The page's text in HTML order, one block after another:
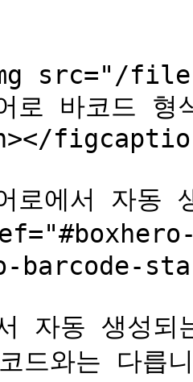
src="/
로 바코드 형
로에서 자동
barcode-
자동 생성
드와는 다릅